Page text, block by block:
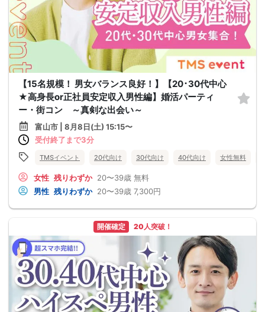
【15名規模！ 男女バランス良好！】【20･30代中心
★高身長or正社員安定収入男性編】婚活パーティ
ー・街コン ～真剣な出会い～
富山市 | 8月8日(土) 15:15〜
受付終了まで3分
TMSイベント 20代向け 30代向け 40代向け 女性無料
女性 残りわずか 20〜39歳 無料
男性 残りわずか 20〜39歳 7,300円
開催確定 20人突破！